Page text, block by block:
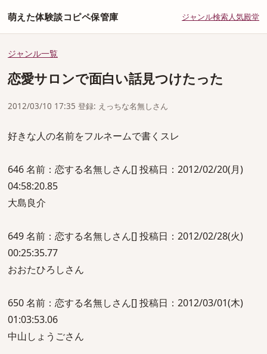
萌えた体験談コピペ保管庫 ジャンル検索人気殿堂
ジャンル一覧
恋愛サロンで面白い話見つけたった
2012/03/10 17:35 登録: えっちな名無しさん
好きな人の名前をフルネームで書くスレ
646 名前：恋する名無しさん[] 投稿日：2012/02/20(月)
04:58:20.85
大島良介
649 名前：恋する名無しさん[] 投稿日：2012/02/28(火)
00:25:35.77
おおたひろしさん
650 名前：恋する名無しさん[] 投稿日：2012/03/01(木)
01:03:53.06
中山しょうごさん